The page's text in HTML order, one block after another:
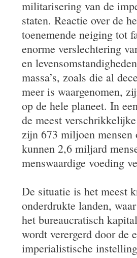
militarisering van de
staten. Reactie over de
toenemende neiging tot
enorme verslechtering
en
massa’s, zoals die al
meer is waargenomen,
op de hele planeet. In
de meest
zijn 673 miljoen mensen
kunnen 2,6 miljard
menswaardige voeding
De situatie is het meest
onderdrukte landen,
het bureaucratisch
wordt verergerd door de
imperialistische